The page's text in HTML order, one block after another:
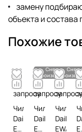
замену
объекта и
Похожие
По
запросу
Чиллер
Daikin
EWLD320I-
Снято с
производства
По
запросу
Чиллер
Daikin
EWLD360G-
Снято
По
запросу
Чиллер
Daikin